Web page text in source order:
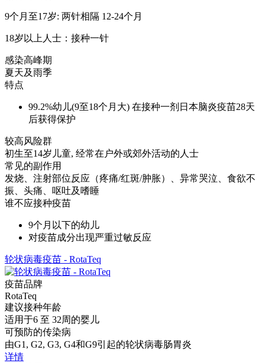
9个月至17岁: 两针相隔 12-24个月
18岁以上人士：接种一针
感染高峰期
夏天及雨季
特点
99.2%幼儿(9至18个月大) 在接种一剂日本脑炎疫苗28天
后获得保护
较高风险群
初生至14岁儿童, 经常在户外或郊外活动的人士
常见的副作用
发烧、注射部位反应（疼痛/红斑/肿胀）、异常哭泣、食欲不
振、头痛、呕吐及嗜睡
谁不应接种疫苗
9个月以下的幼儿
对疫苗成分出现严重过敏反应
轮状病毒疫苗 - RotaTeq
疫苗品牌
RotaTeq
建议接种年龄
适用于6 至 32周的婴儿
可预防的传染病
由G1, G2, G3, G4和G9引起的轮状病毒肠胃炎
详情